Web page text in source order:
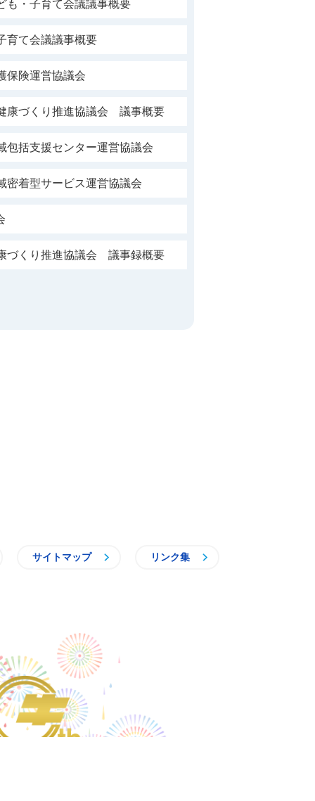
も・子育て会議議事概要
育て会議議事概要
保険運営協議会
康づくり推進協議会 議事概要
包括支援センター運営協議会
密着型サービス運営協議会
づくり推進協議会 議事録概要
サイトマップ リンク集